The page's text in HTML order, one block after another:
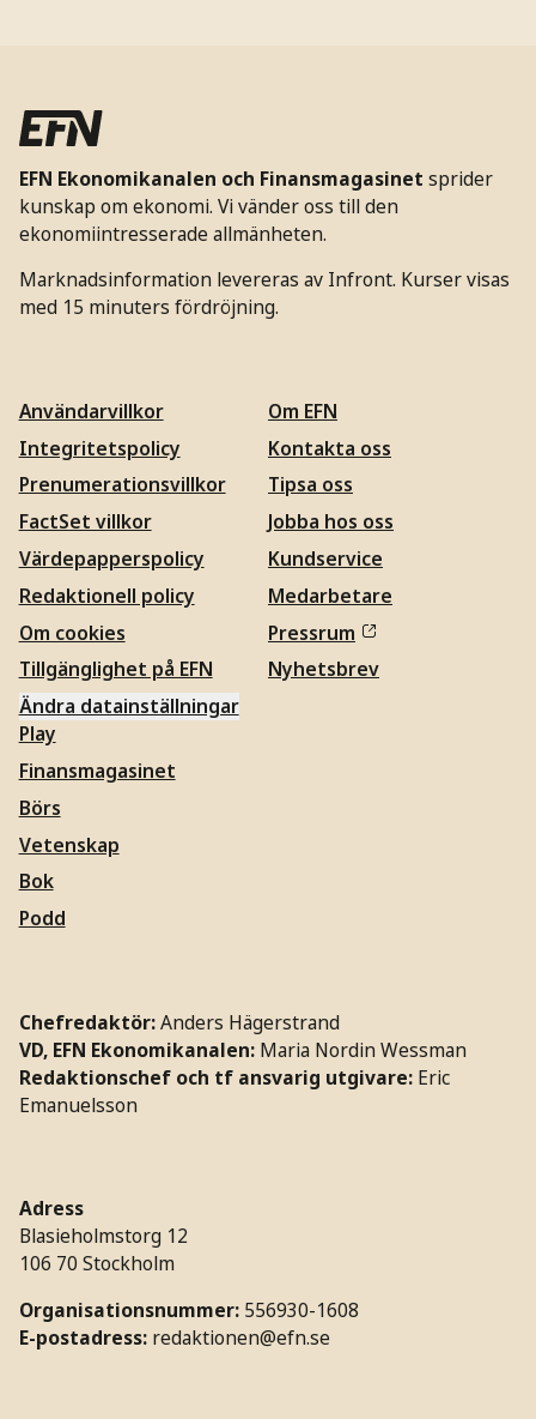
EFN Ekonomikanalen och Finansmagasinet sprider
kunskap om ekonomi. Vi vänder oss till den
ekonomiintresserade allmänheten.
Marknadsinformation levereras av Infront. Kurser visas
med 15 minuters fördröjning.
Användarvillkor
Integritetspolicy
Prenumerationsvillkor
FactSet villkor
Värdepapperspolicy
Redaktionell policy
Om cookies
Tillgänglighet på EFN
Ändra datainställningar
Om EFN
Kontakta oss
Tipsa oss
Jobba hos oss
Kundservice
Medarbetare
Pressrum
Nyhetsbrev
Play
Finansmagasinet
Börs
Vetenskap
Bok
Podd
Chefredaktör:Anders Hägerstrand
VD, EFN Ekonomikanalen: Maria Nordin Wessman
Redaktionschef och tf ansvarig utgivare: Eric
Emanuelsson
Adress
Blasieholmstorg 12
106 70 Stockholm
Organisationsnummer: 556930-1608
E-postadress: redaktionen@efn.se